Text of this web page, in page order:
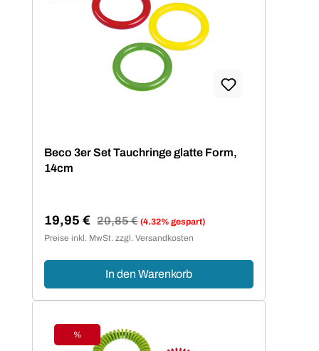
Beco 3er Set Tauchringe glatte Form,
14cm
Verkaufspreis:
19,95 € Regulärer Preis:
20,85 € (4.32% gespart)
Preise inkl. MwSt. zzgl. Versandkosten
In den Warenkorb
Rabatt
%